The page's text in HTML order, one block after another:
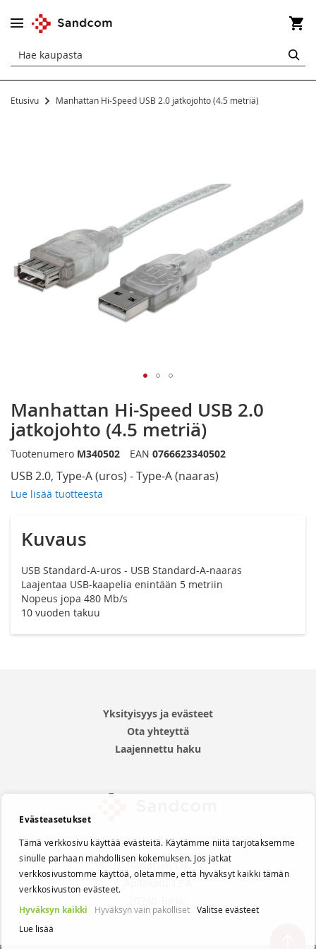
Etusivu Manhattan Hi-Speed USB 2.0 jatkojohto (4.5 metriä)
kuvagallerian
alkuun
Manhattan Hi-Speed USB 2.0
jatkojohto (4.5 metriä)
USB 2.0, Type-A (uros) - Type-A (naaras)
Lue lisää tuotteesta
Tuotenumero M340502 EAN 0766623340502
Kuvaus
USB Standard-A-uros - USB Standard-A-naaras
Laajentaa USB-kaapelia enintään 5 metriin
Nopeus jopa 480 Mb/s
10 vuoden takuu
Sandcom Oy
Yksityisyys ja evästeet
Ota yhteyttä
Laajennettu haku
Evästeasetukset
Tämä verkkosivu käyttää evästeitä. Käytämme niitä tarjotaksemme
sinulle parhaan mahdollisen kokemuksen. Jos jatkat
verkkosivustomme käyttöä, oletamme, että hyväksyt kaikki tämän
verkkosivuston evästeet.
Hyväksyn kaikki Hyväksyn vain pakolliset
Valitse evästeet
Lue lisää